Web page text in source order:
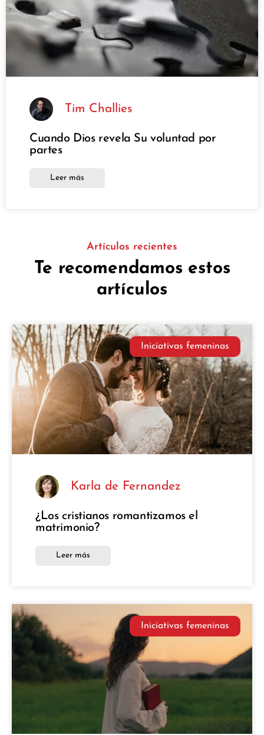
Tim Challies
Cuando Dios revela Su voluntad por
partes
Leer más
Artículos recientes
Te recomendamos estos
artículos
Iniciativas femeninas
Karla de Fernandez
¿Los cristianos romantizamos el
matrimonio?
Leer más
Iniciativas femeninas